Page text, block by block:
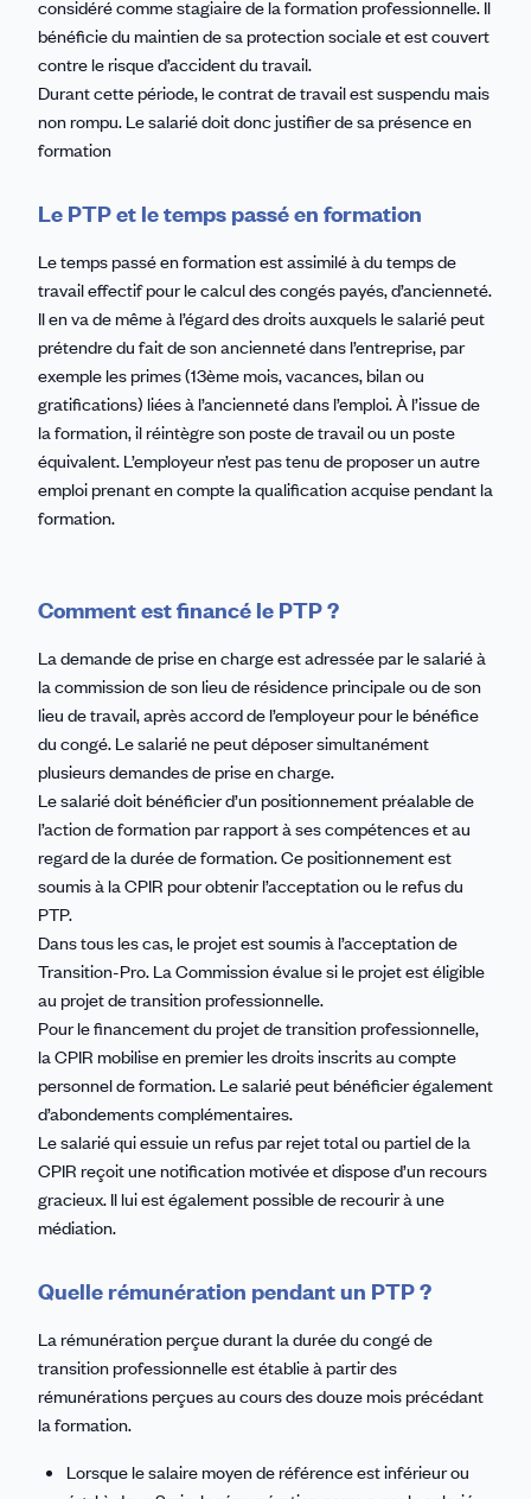
considéré comme stagiaire de la formation professionnelle. Il
bénéficie du maintien de sa protection sociale et est couvert
contre le risque d’accident du travail.
Durant cette période, le contrat de travail est suspendu mais
non rompu. Le salarié doit donc justifier de sa présence en
formation
Le PTP et le temps passé en formation
Le temps passé en formation est assimilé à du temps de
travail effectif pour le calcul des congés payés, d’ancienneté.
Il en va de même à l’égard des droits auxquels le salarié peut
prétendre du fait de son ancienneté dans l’entreprise, par
exemple les primes (13ème mois, vacances, bilan ou
gratifications) liées à l’ancienneté dans l’emploi. À l’issue de
la formation, il réintègre son poste de travail ou un poste
équivalent. L’employeur n’est pas tenu de proposer un autre
emploi prenant en compte la qualification acquise pendant la
formation.
Comment est financé le PTP ?
La demande de prise en charge est adressée par le salarié à
la commission de son lieu de résidence principale ou de son
lieu de travail, après accord de l’employeur pour le bénéfice
du congé. Le salarié ne peut déposer simultanément
plusieurs demandes de prise en charge.
Le salarié doit bénéficier d’un positionnement préalable de
l’action de formation par rapport à ses compétences et au
regard de la durée de formation. Ce positionnement est
soumis à la CPIR pour obtenir l’acceptation ou le refus du
PTP.
Dans tous les cas, le projet est soumis à l’acceptation de
Transition-Pro. La Commission évalue si le projet est éligible
au projet de transition professionnelle.
Pour le financement du projet de transition professionnelle,
la CPIR mobilise en premier les droits inscrits au compte
personnel de formation. Le salarié peut bénéficier également
d’abondements complémentaires.
Le salarié qui essuie un refus par rejet total ou partiel de la
CPIR reçoit une notification motivée et dispose d’un recours
gracieux. Il lui est également possible de recourir à une
médiation.
Quelle rémunération pendant un PTP ?
La rémunération perçue durant la durée du congé de
transition professionnelle est établie à partir des
rémunérations perçues au cours des douze mois précédant
la formation.
Lorsque le salaire moyen de référence est inférieur ou